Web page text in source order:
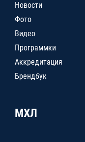
Новости
Фото
Видео
Программки
Аккредитация
Брендбук
МХЛ